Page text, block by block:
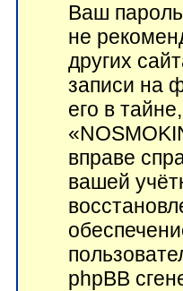
Ваш
не
других
записи на
его в
вправе
вашей
phpBB